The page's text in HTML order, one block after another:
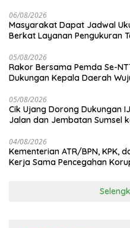
06/08/2026
Masyarakat Dapat Jadwal
Berkat Layanan Pengukuran
05/08/2026
Rakor Bersama Pemda Se-
Dukungan Kepala Daerah
05/08/2026
Cik Ujang Dorong Dukungan
Jalan dan Jembatan Sumsel
04/08/2026
Kementerian ATR/BPN, KPK,
Kerja Sama Pencegahan